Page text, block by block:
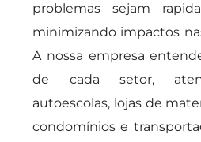
problemas sejam
minimizando impactos
A nossa empresa
de cada setor,
autoescolas, lojas de
condomínios e